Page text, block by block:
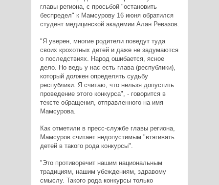
главы региона, с просьбой "остановить
беспредел" к Мамсурову 16 июня обратился
студент медицинской академии Алан Ревазов.
"Я уверен, многие родители поведут туда
своих крохотных детей и даже не задумаются
о последствиях. Народ ошибается, ясное
дело. Но ведь у нас есть глава (республики),
который должен определять судьбу
республики. Я считаю, что нельзя допустить
проведение этого конкурса", - говорится в
тексте обращения, отправленного на имя
Мамсурова.
Как отметили в пресс-службе главы региона,
Мамсуров считает недопустимым "втягивать
детей в такого рода конкурсы".
"Это противоречит нашим национальным
традициям, нашим убеждениям, здравому
смыслу. Такого рода конкурсы только